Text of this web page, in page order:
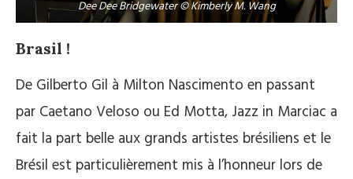
Dee Dee Bridgewater © Kimberly M. Wang
Brasil !
De Gilberto Gil à Milton Nascimento en passant
par Caetano Veloso ou Ed Motta, Jazz in Marciac a
fait la part belle aux grands artistes brésiliens et le
Brésil est particulièrement mis à l’honneur lors de